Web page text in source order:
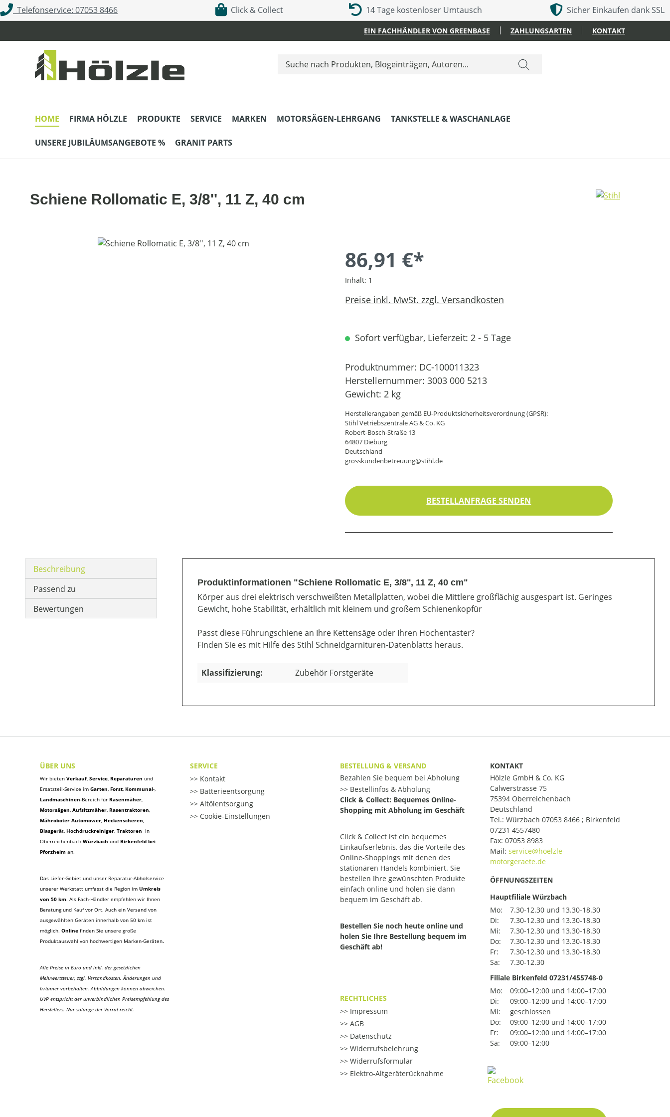
Hauptinhalt springen
Zur Suche springen
Zur Hauptnavigation springen
Telefonservice: 07053 8466 Click & Collect 14 Tage kostenloser Umtausch Sicher Einkaufen dank SSL
EIN FACHHÄNDLER VON GREENBASE ZAHLUNGSARTEN KONTAKT
HOME FIRMA HÖLZLE PRODUKTE SERVICE MARKEN MOTORSÄGEN-LEHRGANG TANKSTELLE & WASCHANLAGE
UNSERE JUBILÄUMSANGEBOTE % GRANIT PARTS
Schiene Rollomatic E, 3/8'', 11 Z, 40 cm
Bildergalerie überspringen
86,91 €*
Inhalt: 1
Preise inkl. MwSt. zzgl. Versandkosten
Sofort verfügbar, Lieferzeit: 2 - 5 Tage
Produktnummer: DC-100011323
Herstellernummer: 3003 000 5213
Gewicht: 2 kg
Herstellerangaben gemäß EU-Produktsicherheitsverordnung (GPSR):
Stihl Vetriebszentrale AG & Co. KG
Robert-Bosch-Straße 13
64807 Dieburg
Deutschland
grosskundenbetreuung@stihl.de
BESTELLANFRAGE SENDEN
Beschreibung
Passend zu
Bewertungen
Produktinformationen "Schiene Rollomatic E, 3/8'', 11 Z, 40 cm"
Körper aus drei elektrisch verschweißten Metallplatten, wobei die Mittlere großflächig ausgespart ist. Geringes
Gewicht, hohe Stabilität, erhältlich mit kleinem und großem Schienenkopfür
Passt diese Führungschiene an Ihre Kettensäge oder Ihren Hochentaster?
Finden Sie es mit Hilfe des Stihl Schneidgarnituren-Datenblatts heraus.
Klassifizierung: Zubehör Forstgeräte
ÜBER UNS
Wir bieten Verkauf, Service, Reparaturen und
Ersatzteil-Service im Garten, Forst, Kommunal-,
Landmaschinen-Bereich für Rasenmäher,
Motorsägen, Aufsitzmäher, Rasentraktoren,
Mähroboter Automower, Heckenscheren,
Blasgerät, Hochdruckreiniger, Traktoren in
Oberreichenbach-Würzbach und Birkenfeld bei
Pforzheim an.
Das Liefer-Gebiet und unser Reparatur-Abholservice
unserer Werkstatt umfasst die Region im Umkreis
von 50 km. Als Fach-Händler empfehlen wir Ihnen
Beratung und Kauf vor Ort. Auch ein Versand von
ausgewählten Geräten innerhalb von 50 km ist
möglich. Online finden Sie unsere große
Produktauswahl von hochwertigen Marken-Geräten.
Alle Preise in Euro und inkl. der gesetzlichen
Mehrwertsteuer, zzgl. Versandkosten. Änderungen und
Irrtümer vorbehalten. Abbildungen können abweichen.
UVP entspricht der unverbindlichen Preisempfehlung des
Herstellers. Nur solange der Vorrat reicht.
SERVICE
Kontakt
Batterieentsorgung
Altölentsorgung
Cookie-Einstellungen
BESTELLUNG & VERSAND
Bezahlen Sie bequem bei Abholung
Bestellinfos & Abholung
Click & Collect: Bequemes Online-
Shopping mit Abholung im Geschäft
Click & Collect ist ein bequemes
Einkaufserlebnis, das die Vorteile des
Online-Shoppings mit denen des
stationären Handels kombiniert. Sie
bestellen Ihre gewünschten Produkte
einfach online und holen sie dann
bequem im Geschäft ab.
Bestellen Sie noch heute online und
holen Sie Ihre Bestellung bequem im
Geschäft ab!
RECHTLICHES
Impressum
AGB
Datenschutz
Widerrufsbelehrung
Widerrufsformular
Elektro-Altgeräterücknahme
KONTAKT
Hölzle GmbH & Co. KG
Calwerstrasse 75
75394 Oberreichenbach
Deutschland
Tel.: Würzbach 07053 8466 ; Birkenfeld
07231 4557480
Fax: 07053 8983
Mail:
ÖFFNUNGSZEITEN
Hauptfiliale Würzbach
Mo:
7.30-12.30 und 13.30-18.30
Di:
7.30-12.30 und 13.30-18.30
Mi:
7.30-12.30 und 13.30-18.30
Do:
7.30-12.30 und 13.30-18.30
Fr:
7.30-12.30 und 13.30-18.30
Sa:
7.30-12.30
Filiale Birkenfeld 07231/455748-0
Mo:
09:00–12:00 und 14:00–17:00
Di:
09:00–12:00 und 14:00–17:00
Mi:
geschlossen
Do:
09:00–12:00 und 14:00–17:00
Fr:
09:00–12:00 und 14:00–17:00
Sa:
09:00–12:00